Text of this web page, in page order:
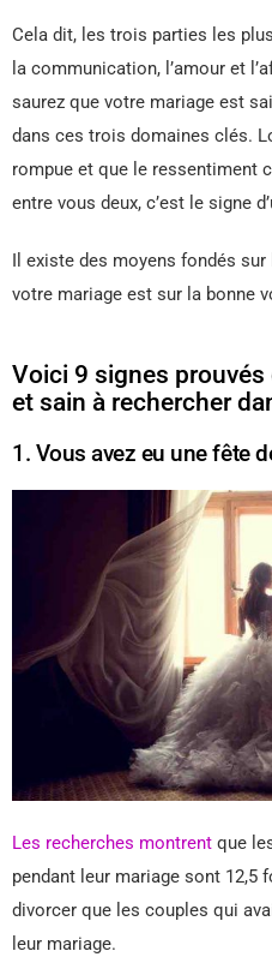
Cela dit, les trois parties les
la communication, l’amour et
saurez que votre mariage est
dans ces trois domaines clés.
rompue et que le ressentiment
entre vous deux, c’est le signe
Il existe des moyens fondés
votre mariage est sur la bonne
Voici 9 signes prouvés
et sain à rechercher
1. Vous avez eu une fête
Les recherches montrent que
pendant leur mariage sont 12,5
divorcer que les couples qui
leur mariage.